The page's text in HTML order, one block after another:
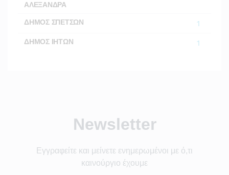
ΑΛΕΞΑΝΔΡΑ
ΔΗΜΟΣ ΣΠΕΤΣΩΝ 1
ΔΗΜΟΣ ΙΗΤΩΝ 1